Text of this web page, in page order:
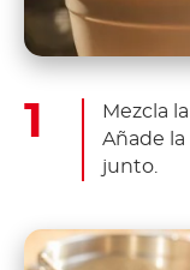
Mezcla
Añade
junto.